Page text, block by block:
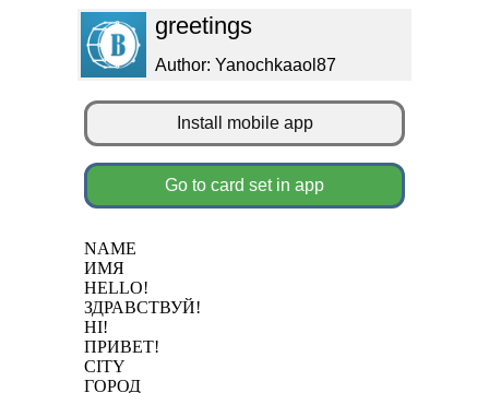
greetings
Author: Yanochkaaol87
Install mobile app
Go to card set in app
NAME
ИМЯ
HELLO!
ЗДРАВСТВУЙ!
HI!
ПРИВЕТ!
CITY
ГОРОД